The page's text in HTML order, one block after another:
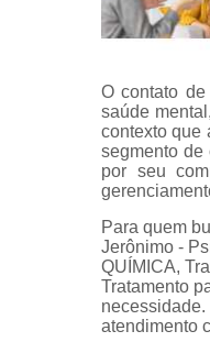
O contato
saúde
contexto que
segmento de
por seu
Para quem
Jerônimo -
QUÍMICA,
Tratamento
atendimento